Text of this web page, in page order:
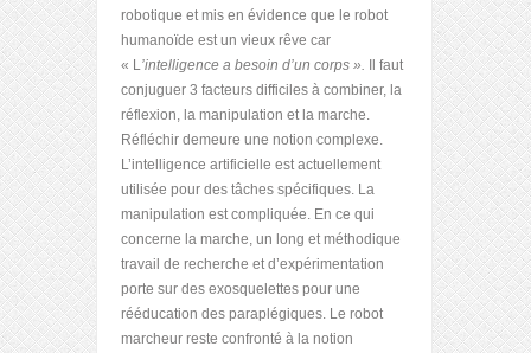
robotique et mis en évidence que le robot
humanoïde est un vieux rêve car
« L ’intelligence a besoin d’un corps ». Il faut
conjuguer 3 facteurs difficiles à combiner, la
réflexion, la manipulation et la marche.
Réfléchir demeure une notion complexe.
L’intelligence artificielle est actuellement
utilisée pour des tâches spécifiques. La
manipulation est compliquée. En ce qui
concerne la marche, un long et méthodique
travail de recherche et d’expérimentation
porte sur des exosquelettes pour une
rééducation des paraplégiques. Le robot
marcheur reste confronté à la notion